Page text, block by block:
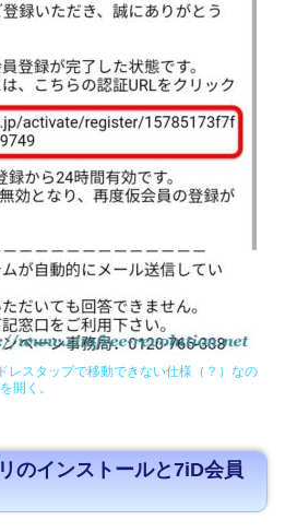
レスタップで移動できない仕様（？）なの
開く。
のインストールと7iD会員